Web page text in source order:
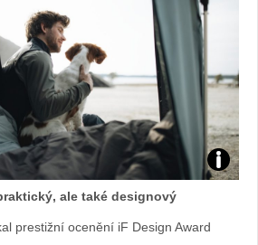
Stan
ale také designový
prestižní ocenění iF Design Award